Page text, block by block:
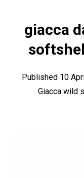
giacca
Published 10
Giacca wild